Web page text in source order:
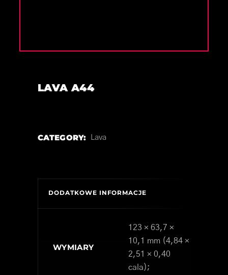
LAVA A44
CATEGORY: Lava
DODATKOWE INFORMACJE
WYMIARY
123 × 63,7 ×
10,1 mm (4,84 ×
2,51 × 0,40
cala);